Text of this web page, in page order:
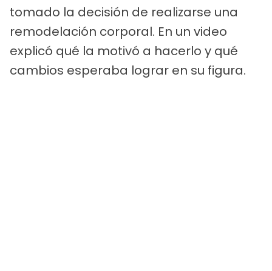
tomado la decisión de realizarse una
remodelación corporal. En un video
explicó qué la motivó a hacerlo y qué
cambios esperaba lograr en su figura.